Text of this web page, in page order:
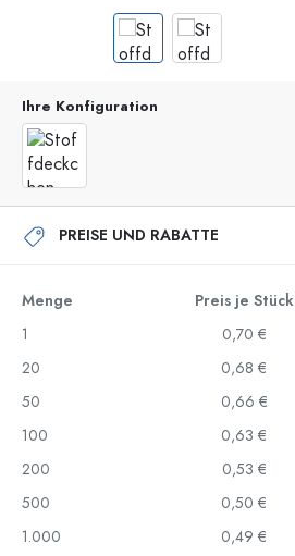
Ihre Konfiguration
PREISE UND RABATTE
Menge Preis je Stück
1
0,70 €
20
0,68 €
50
0,66 €
100
0,63 €
200
0,53 €
500
0,50 €
1.000
0,49 €